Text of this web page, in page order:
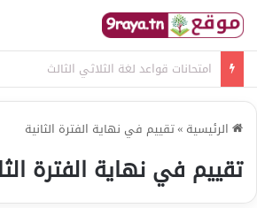
امتحانات قواعد لغة الثلاثي الثالث
الرئيسية »تقييم في نهاية الفترة الثانية
تقييم في نهاية الفترة